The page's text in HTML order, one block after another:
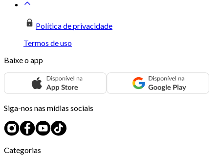
Política de privacidade
Termos de uso
Baixe o app
Siga-nos nas mídias sociais
Categorias